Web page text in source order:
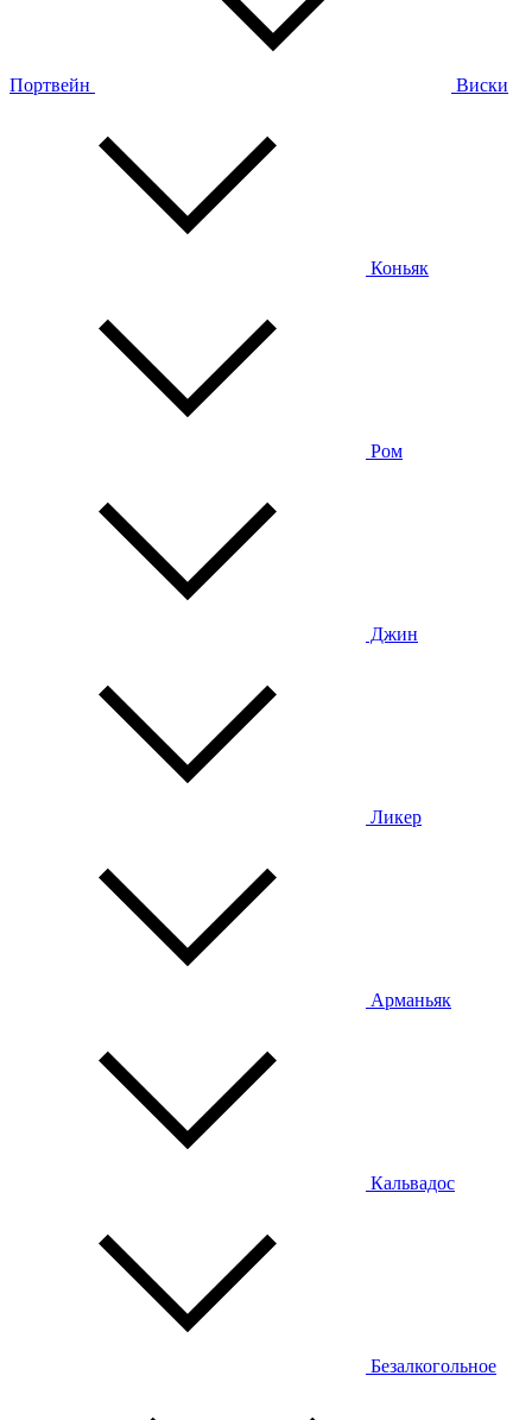
Портвейн Виски
Коньяк
Ром
Джин
Ликер
Арманьяк
Кальвадос
Безалкогольное